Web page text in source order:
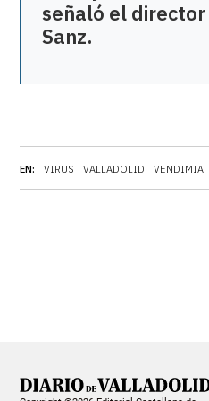
EN: VIRUS VALLADOLID VENDIMIA
señaló el
Sanz.